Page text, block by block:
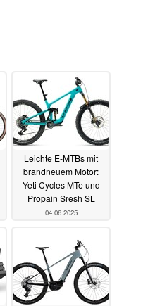
Leichte E-MTBs mit
brandneuem Motor:
Yeti Cycles MTe und
Propain Sresh SL
04.06.2025